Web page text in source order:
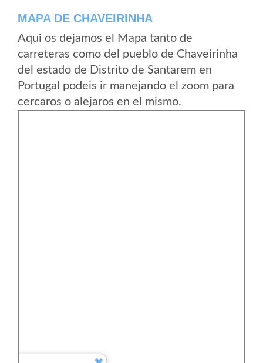
MAPA DE CHAVEIRINHA
Aqui os dejamos el Mapa tanto de
carreteras como del pueblo de Chaveirinha
del estado de Distrito de Santarem en
Portugal podeis ir manejando el zoom para
cercaros o alejaros en el mismo.